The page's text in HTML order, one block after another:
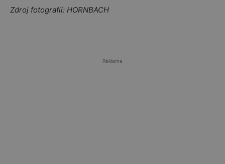
Zdroj fotografií: HORNBACH
Reklama